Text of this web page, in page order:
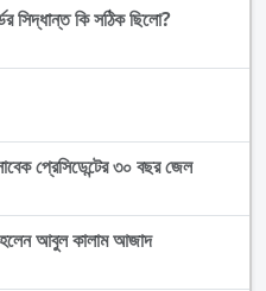
সিদ্ধান্ত কি সঠিক ছিলো?
প্রেসিডেন্টের ৩০ বছর জেল
হলেন আবুল কালাম আজাদ